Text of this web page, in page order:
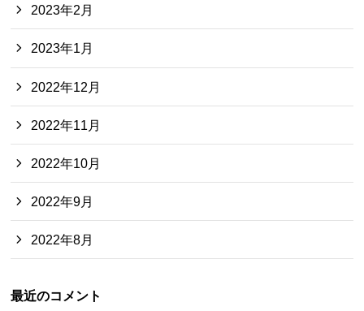
2023年2月
2023年1月
2022年12月
2022年11月
2022年10月
2022年9月
2022年8月
最近のコメント